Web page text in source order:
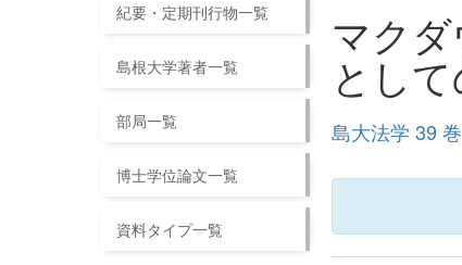
紀要・定期刊行物一覧
島根大学著者一覧
部局一覧
博士学位論文一覧
資料タイプ一覧
マク
とし
島大法学 39